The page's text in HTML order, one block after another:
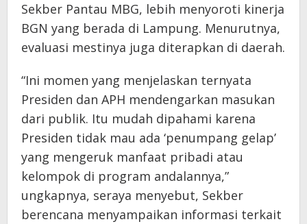
Sekber Pantau MBG, lebih menyoroti kinerja
BGN yang berada di Lampung. Menurutnya,
evaluasi mestinya juga diterapkan di daerah.
“Ini momen yang menjelaskan ternyata
Presiden dan APH mendengarkan masukan
dari publik. Itu mudah dipahami karena
Presiden tidak mau ada ‘penumpang gelap’
yang mengeruk manfaat pribadi atau
kelompok di program andalannya,”
ungkapnya, seraya menyebut, Sekber
berencana menyampaikan informasi terkait